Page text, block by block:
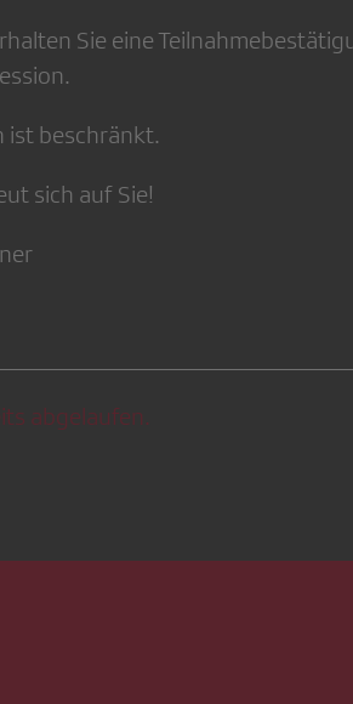
Sie eine
ist beschränkt.
sich auf Sie!
abgelaufen.